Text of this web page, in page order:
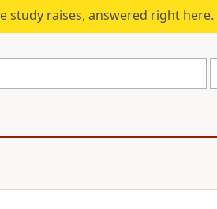
study raises, answered right here.